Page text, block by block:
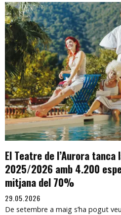
El Teatre de l’Aurora
2025/2026 amb 4.200
mitjana del 70%
29.05.2026
De setembre a maig s’ha pogut